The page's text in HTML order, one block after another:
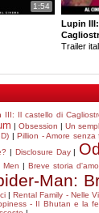
1:54
Lupin
Trailer
III: Il castello di
| Obsession |Un
| Pillion - Amore senza
| Disclosure Day|
Men | Breve storia
Man:
|Rental Family - Nelle
- Il Bhutan e la